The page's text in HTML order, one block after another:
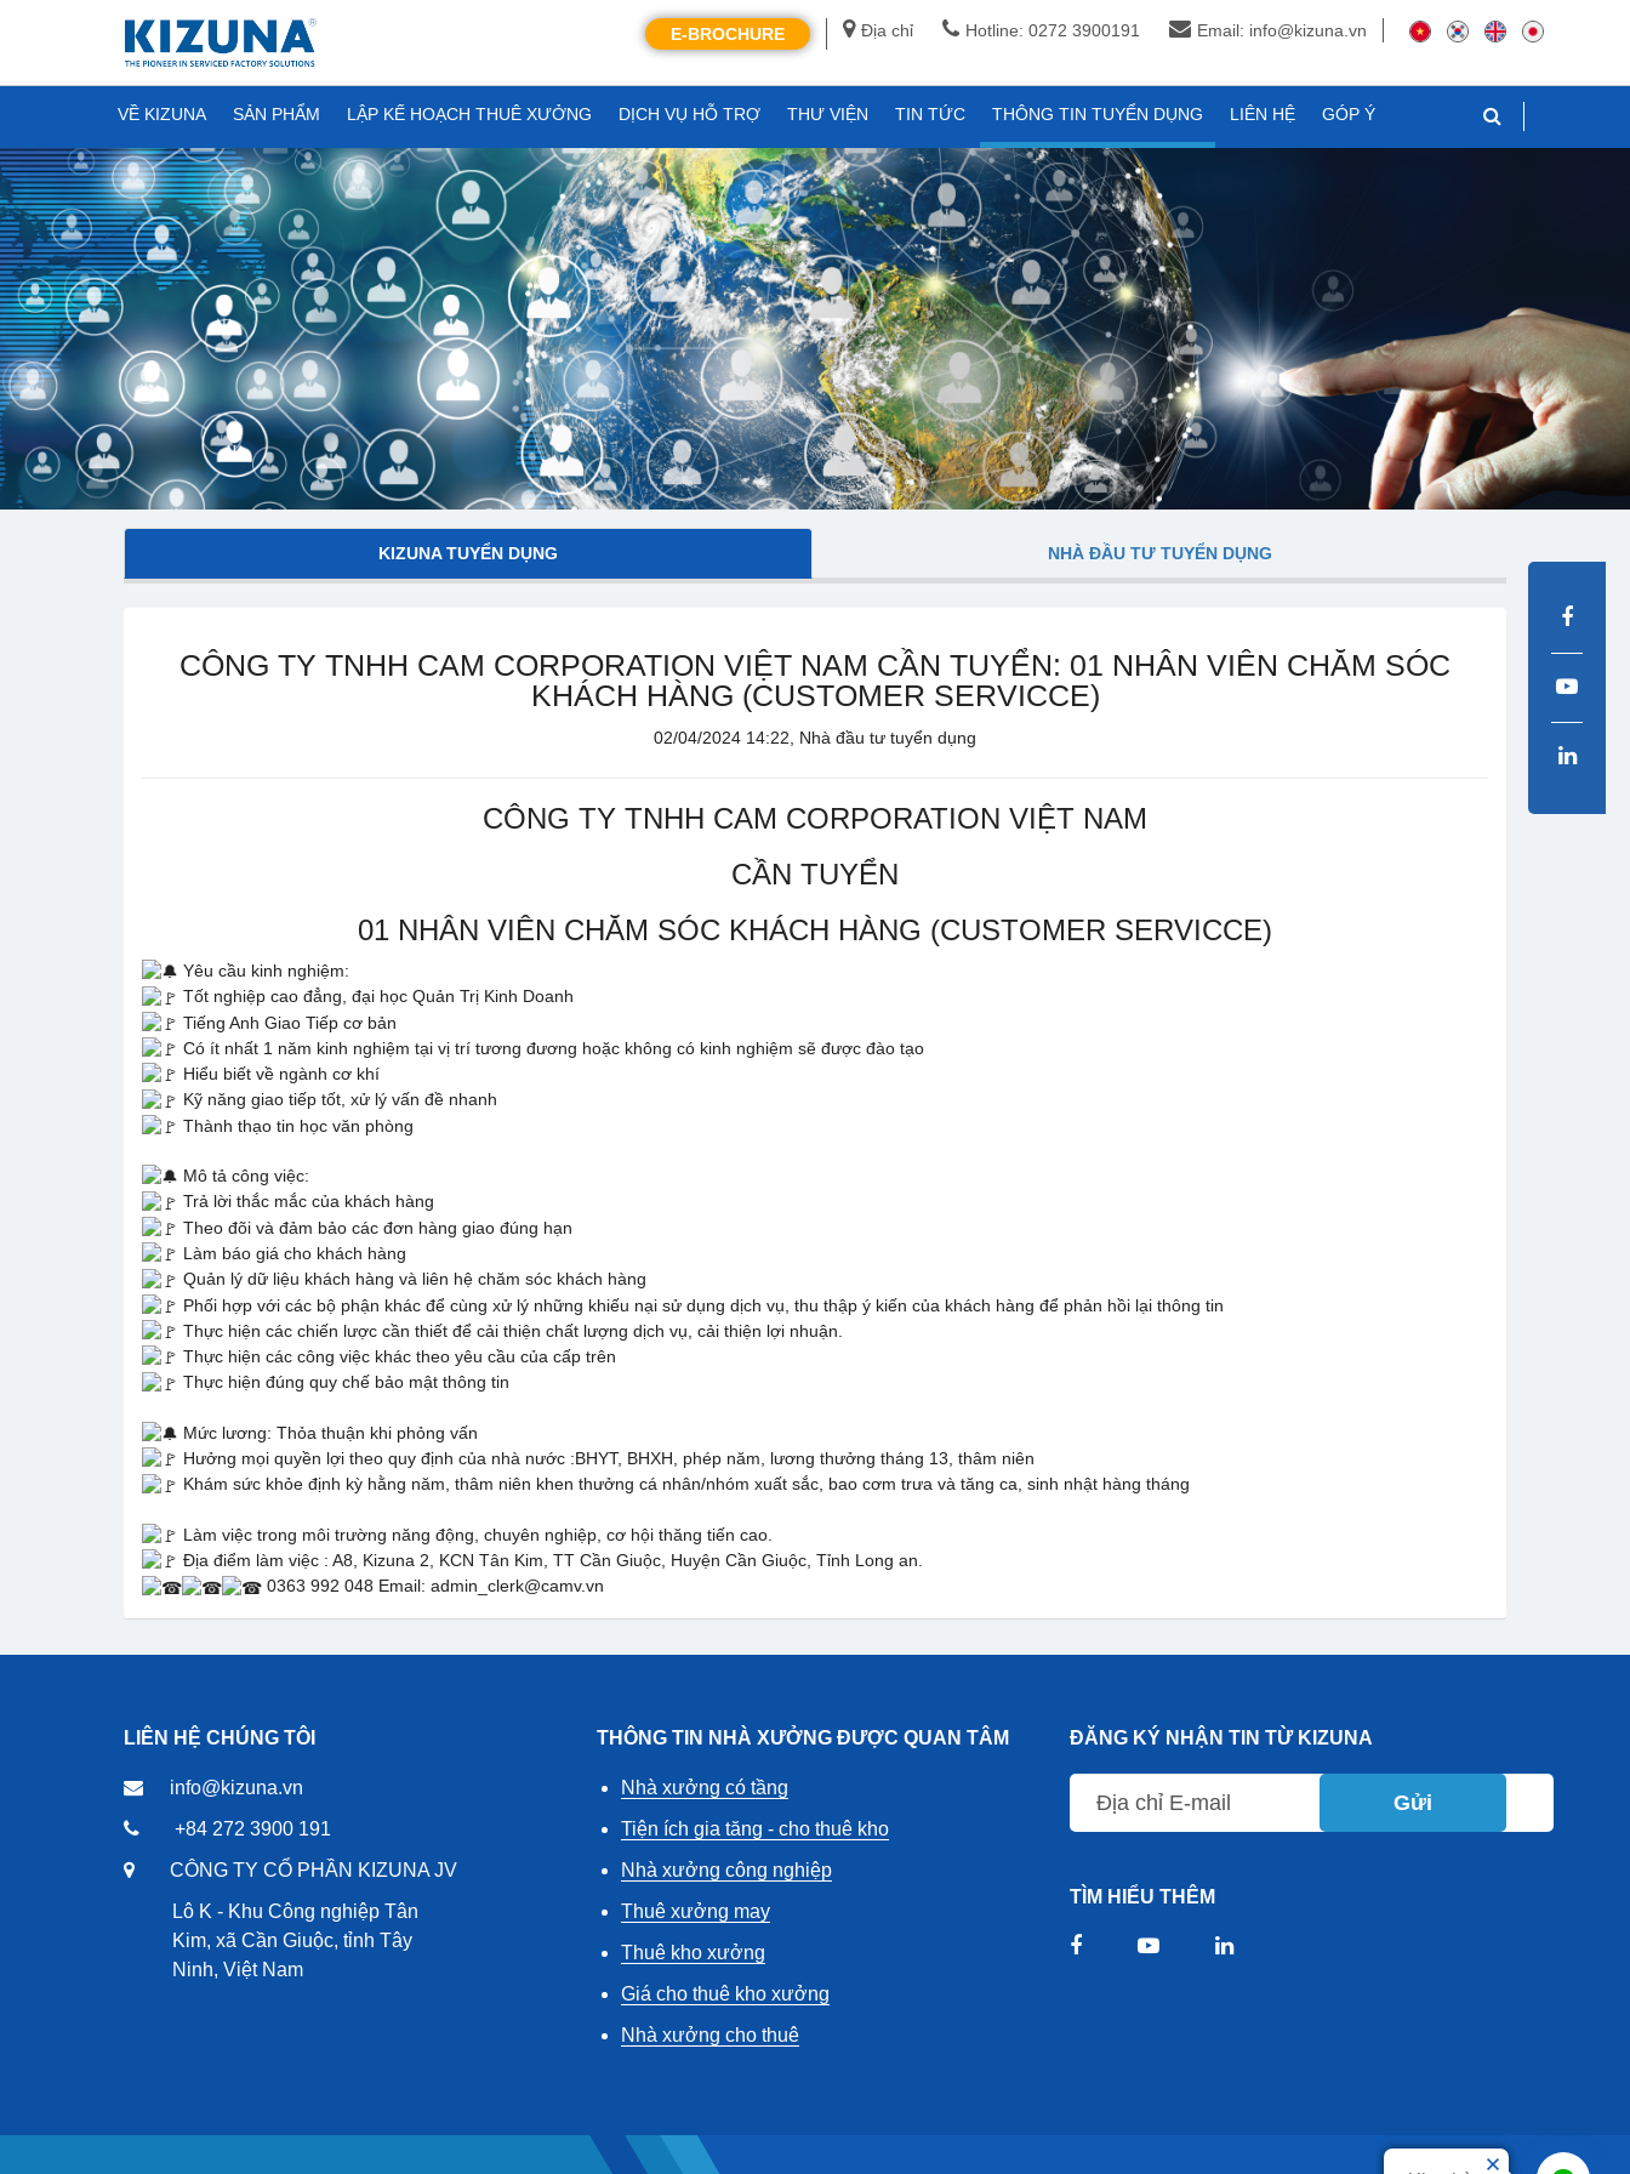
Địa chỉ Hotline: 0272 3900191 Email: info@kizuna.vn
E-BROCHURE
VỀ KIZUNA SẢN PHẨM LẬP KẾ HOẠCH THUÊ XƯỞNG DỊCH VỤ HỖ TRỢ THƯ VIỆN TIN TỨC THÔNG TIN TUYỂN DỤNG LIÊN HỆ GÓP Ý
KIZUNA TUYỂN DỤNG NHÀ ĐẦU TƯ TUYỂN DỤNG
CÔNG TY TNHH CAM CORPORATION VIỆT NAM CẦN TUYỂN: 01 NHÂN VIÊN CHĂM SÓC
KHÁCH HÀNG (CUSTOMER SERVICCE)
02/04/2024 14:22, Nhà đầu tư tuyển dụng
CÔNG TY TNHH CAM CORPORATION VIỆT NAM
CẦN TUYỂN
01 NHÂN VIÊN CHĂM SÓC KHÁCH HÀNG (CUSTOMER SERVICCE)
Yêu cầu kinh nghiệm:
Tốt nghiệp cao đẳng, đại học Quản Trị Kinh Doanh
Tiếng Anh Giao Tiếp cơ bản
Có ít nhất 1 năm kinh nghiệm tại vị trí tương đương hoặc không có kinh nghiệm sẽ được đào tạo
Hiểu biết về ngành cơ khí
Kỹ năng giao tiếp tốt, xử lý vấn đề nhanh
Thành thạo tin học văn phòng
Mô tả công việc:
Trả lời thắc mắc của khách hàng
Theo đõi và đảm bảo các đơn hàng giao đúng hạn
Làm báo giá cho khách hàng
Quản lý dữ liệu khách hàng và liên hệ chăm sóc khách hàng
Phối hợp với các bộ phận khác để cùng xử lý những khiếu nại sử dụng dịch vụ, thu thập ý kiến của khách hàng để phản hồi lại thông tin
Thực hiện các chiến lược cần thiết để cải thiện chất lượng dịch vụ, cải thiện lợi nhuận.
Thực hiện các công việc khác theo yêu cầu của cấp trên
Thực hiện đúng quy chế bảo mật thông tin
Mức lương: Thỏa thuận khi phỏng vấn
Hưởng mọi quyền lợi theo quy định của nhà nước :BHYT, BHXH, phép năm, lương thưởng tháng 13, thâm niên
Khám sức khỏe định kỳ hằng năm, thâm niên khen thưởng cá nhân/nhóm xuất sắc, bao cơm trưa và tăng ca, sinh nhật hàng tháng
Làm việc trong môi trường năng động, chuyên nghiệp, cơ hội thăng tiến cao.
Địa điểm làm việc : A8, Kizuna 2, KCN Tân Kim, TT Cần Giuộc, Huyện Cần Giuộc, Tỉnh Long an.
0363 992 048 Email: admin_clerk@camv.vn
LIÊN HỆ CHÚNG TÔI
info@kizuna.vn
+84 272 3900 191
CÔNG TY CỔ PHẦN KIZUNA JV
Lô K - Khu Công nghiệp Tân
Kim, xã Cần Giuộc, tỉnh Tây
Ninh, Việt Nam
THÔNG TIN NHÀ XƯỞNG ĐƯỢC QUAN TÂM
Nhà xưởng có tầng
Tiện ích gia tăng - cho thuê kho
Nhà xưởng công nghiệp
Thuê xưởng may
Thuê kho xưởng
Giá cho thuê kho xưởng
Nhà xưởng cho thuê
ĐĂNG KÝ NHẬN TIN TỪ KIZUNA
Gửi
TÌM HIỂU THÊM